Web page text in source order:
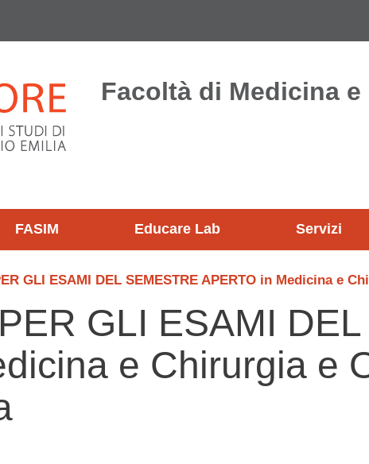
Facoltà di Medicina
FASIM Educare Lab Servizi
GLI ESAMI DEL SEMESTRE APERTO in Medicina e
GLI ESAMI
e Chirurgia e